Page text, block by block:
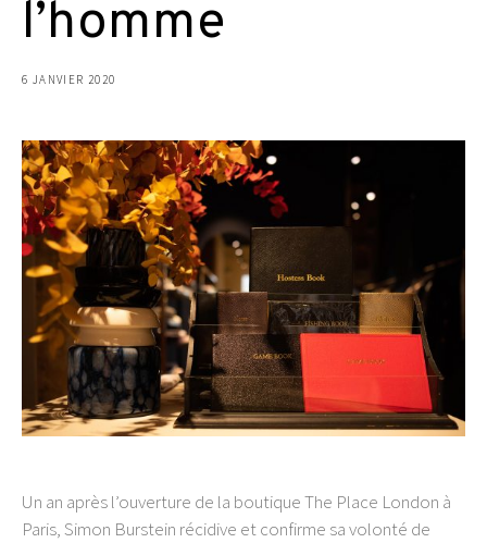
l’homme
6 JANVIER 2020
Un an après l’ouverture de la boutique The Place London à
Paris, Simon Burstein récidive et confirme sa volonté de